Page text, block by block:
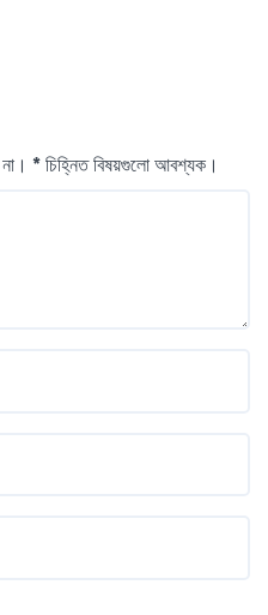
* চিহ্নিত বিষয়গুলো আবশ্যক।